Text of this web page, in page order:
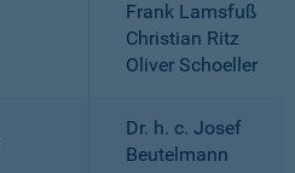
Frank Lamsfuß
Christian Ritz
Oliver Schoeller
Dr. h. c. Josef
Beutelmann